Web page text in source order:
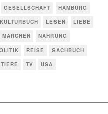
GESELLSCHAFT
HAMBURG
KULTURBUCH LESEN
LIEBE
MÄRCHEN
NAHRUNG
REISE
SACHBUCH
TIERE TV
USA